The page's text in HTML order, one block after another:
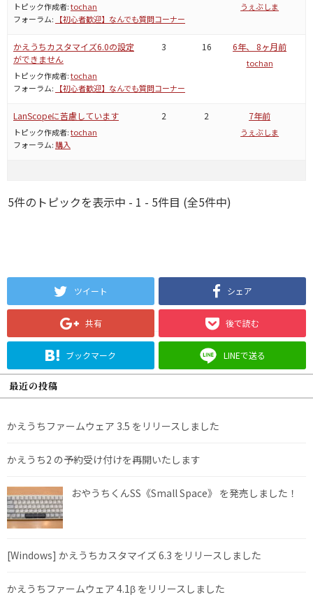
トピック作成者:tochan
フォーラム:
【初心者歓迎】なんでも質問コーナー
うぇぶしま
かえうちカスタマイズ6.0の設定
ができません
トピック作成者:tochan
フォーラム:
【初心者歓迎】なんでも質問コーナー
3 16 6年、 8ヶ月前
tochan
LanScopeに苦慮しています
トピック作成者:tochan
フォーラム: 購入
2 2 7年前
うぇぶしま
5件のトピックを表示中 - 1 - 5件目 (全5件中)
ツイート シェア
共有 後で読む
ブックマーク LINEで送る
最近の投稿
かえうちファームウェア 3.5 をリリースしました
かえうち2 の予約受け付けを再開いたします
おやうちくんSS《Small Space》 を発売しました！
[Windows] かえうちカスタマイズ 6.3 をリリースしました
かえうちファームウェア 4.1β をリリースしました